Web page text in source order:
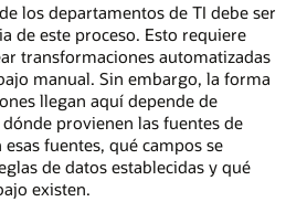
los departamentos de TI debe ser
de este proceso. Esto requiere
transformaciones automatizadas
manual. Sin embargo, la forma
llegan aquí depende de
provienen las fuentes de
fuentes, qué campos se
de datos establecidas y qué
existen.